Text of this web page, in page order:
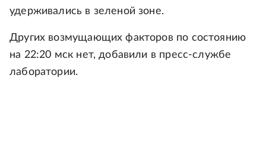
удерживались в зеленой зоне.
Других возмущающих факторов по состоянию
на 22:20 мск нет, добавили в пресс-службе
лаборатории.